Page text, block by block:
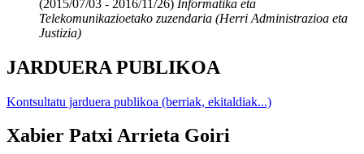
(2015/07/03 - 2016/11/26) Informatika eta
Telekomunikazioetako zuzendaria (Herri Administrazioa eta
Justizia)
JARDUERA PUBLIKOA
Kontsultatu jarduera publikoa (berriak, ekitaldiak...)
Xabier Patxi Arrieta Goiri